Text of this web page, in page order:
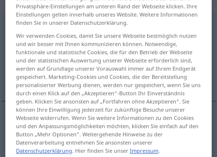
rasch [raʃ]adj
Übersicht aller Übersetzungen
(Für mehr Details die Übersetzung anklicken/antippen)
rápido, veloz, ágil
rápido,veloz rasch
ágil raschBewegung
Privatsphäre-Einstellungen am unteren Rand der Webseite klicken. Ihre
Einstellungen gelten innerhalb unseres Website. Weitere Informationen
finden Sie in unserer Datenschutzerklärung.
Wir verwenden Cookies, damit Sie unsere Webseite bestmöglich nutzen
und wir besser mit Ihnen kommunizieren können. Notwendige,
funktionale und statistische Cookies, die für den Betrieb der Webseite
und der statistischen Auswertung unserer Webseite erforderlich sind,
werden auf Grundlage unserer Vorauswahl immer auf Ihrem Endgerät
gespeichert. Marketing-Cookies und Cookies, die der Bereitstellung
personalisierter Werbung dienen, werden nur gespeichert, wenn Sie uns
durch einen Klick auf den „Akzeptieren“-Button Ihr Einverständnis
geben. Klicken Sie ansonsten auf „Fortfahren ohne Akzeptieren“. Sie
können Ihre Einwilligung jederzeit für zukünftige Besuche unserer
Webseite widerrufen. Wenn Sie weitere Informationen zu den Cookies
und den Anpassungsmöglichkeiten möchten, klicken Sie einfach auf den
Button „Mehr Optionen“. Weitergehende Hinweise zu der
Datenverarbeitung entnehmen Sie ansonsten unserer
Datenschutzerklärung. Hier finden Sie unserImpressum.